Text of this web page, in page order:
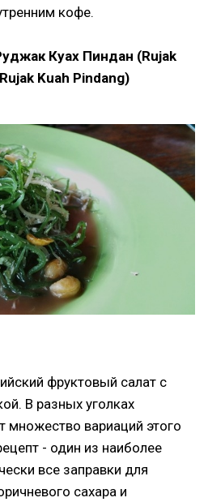
кофе.
Куах Пиндан (Rujak
Kuah Pindang)
фруктовый салат с
В разных уголках
множество вариаций этого
- один из наиболее
все заправки для
сахара и